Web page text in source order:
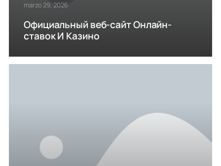
marzo 29, 2026
Официальный веб-сайт Онлайн-
ставок И Казино